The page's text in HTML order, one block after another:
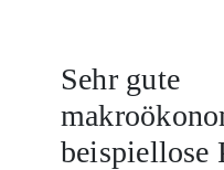
Sehr gute
beispiellose